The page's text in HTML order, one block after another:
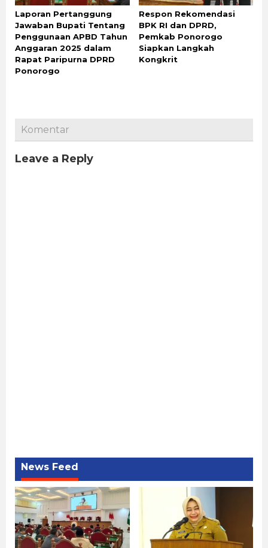
Laporan Pertanggung
Jawaban Bupati Tentang
Penggunaan APBD Tahun
Anggaran 2025 dalam
Rapat Paripurna DPRD
Ponorogo
Respon Rekomendasi
BPK RI dan DPRD,
Pemkab Ponorogo
Siapkan Langkah
Kongkrit
Komentar
Leave a Reply
News Feed